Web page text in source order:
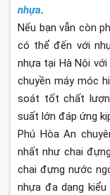
nhựa.
Nếu bạn vẫn còn
có thể đến với
nhựa tại Hà Nội
chuyền máy móc
soát tốt chất
suất lớn đáp ứng
Phú Hòa An
nhất như chai
chai đựng nước
nhựa đa dạng